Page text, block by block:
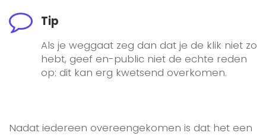
Tip
Als je weggaat zeg dan dat je de klik niet zo
hebt, geef en-public niet de echte reden
op: dit kan erg kwetsend overkomen.
Nadat iedereen overeengekomen is dat het een